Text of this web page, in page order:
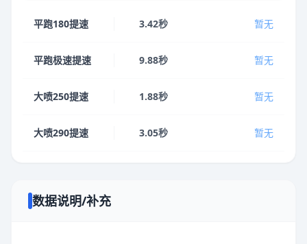
平跑180提速 3.42秒 暂无
平跑极速提速 9.88秒 暂无
大喷250提速 1.88秒 暂无
大喷290提速 3.05秒 暂无
数据说明/补充